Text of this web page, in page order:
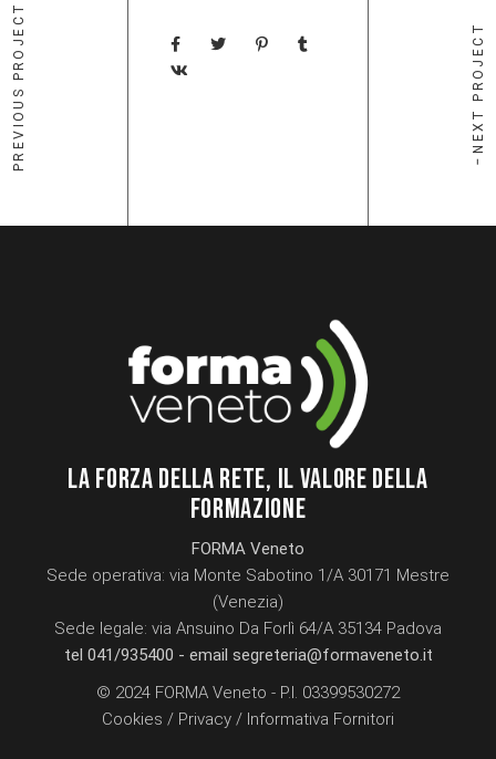
PREVIOUS PROJECT NEXT PROJECT
LA FORZA DELLA RETE, IL VALORE DELLA
FORMAZIONE
FORMA Veneto
Sede operativa: via Monte Sabotino 1/A 30171 Mestre
(Venezia)
Sede legale: via Ansuino Da Forlì 64/A 35134 Padova
tel 041/935400 - email segreteria@formaveneto.it
© 2024 FORMA Veneto - P.I. 03399530272
Cookies / Privacy / Informativa Fornitori